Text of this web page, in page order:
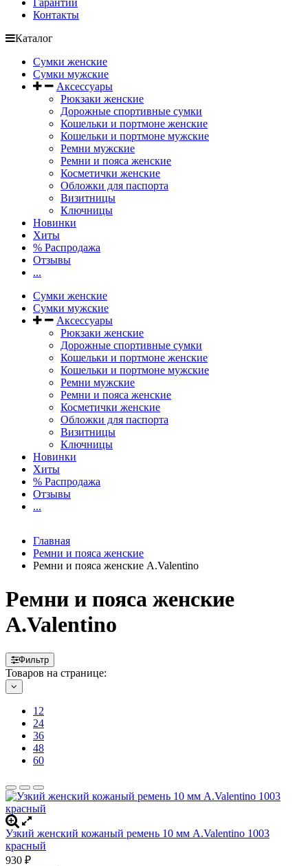
Гарантии
Контакты
Каталог
Сумки женские
Сумки мужские
Аксессуары
Рюкзаки женские
Дорожные спортивные сумки
Кошельки и портмоне женские
Кошельки и портмоне мужские
Ремни мужские
Ремни и пояса женские
Косметички женские
Обложки для паспорта
Визитницы
Ключницы
Новинки
Хиты
% Распродажа
Отзывы
...
Сумки женские
Сумки мужские
Аксессуары
Рюкзаки женские
Дорожные спортивные сумки
Кошельки и портмоне женские
Кошельки и портмоне мужские
Ремни мужские
Ремни и пояса женские
Косметички женские
Обложки для паспорта
Визитницы
Ключницы
Новинки
Хиты
% Распродажа
Отзывы
...
Главная
Ремни и пояса женские
Ремни и пояса женские A.Valentino
Ремни и пояса женские
A.Valentino
Фильтр
Товаров на странице:
12
24
36
48
60
Узкий женский кожаный ремень 10 мм A.Valentino 1003
красный
930 ₽